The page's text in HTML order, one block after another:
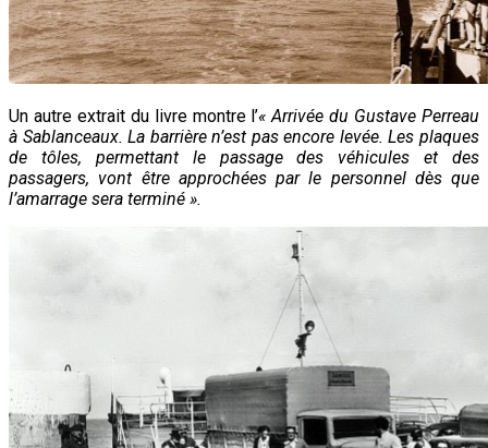
Un autre extrait du livre montre l’« Arrivée du Gustave Perreau
à Sablanceaux. La barrière n’est pas encore levée. Les plaques
de tôles, permettant le passage des véhicules et des
passagers, vont être approchées par le personnel dès que
l’amarrage sera terminé ».